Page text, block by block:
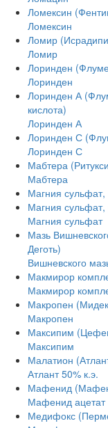
Ломексин
Ломексин
Ломир
Ломир
Лоринден
Лоринден
Лоринден А
кислота)
Лоринден А
Лоринден С
Лоринден С
Мабтера
Мабтера
Магния
Магния сульфат,
Магния сульфат
Мазь
Деготь)
Вишневского
Макмирор
Макмирор
Макропен
Макропен
Максипим
Максипим
Малатион
Атлант 50% к.э.
Мафенид
Мафенид ацетат
Медифокс